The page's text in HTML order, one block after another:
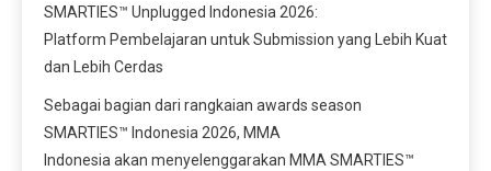
SMARTIES™ Unplugged Indonesia 2026:
Platform Pembelajaran untuk Submission yang Lebih Kuat
dan Lebih Cerdas
Sebagai bagian dari rangkaian awards season
SMARTIES™ Indonesia 2026, MMA
Indonesia akan menyelenggarakan MMA SMARTIES™